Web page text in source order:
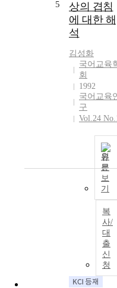
한 외국인과
국인의 비기초
어휘표현에 따
효과 및 이해
를 설문 한 결
한국인이 문화
적 의미와 이
도, 사회적 파
효과가 크게
으로 본 연구
타 가설들과는
달리 집약적인
정보를 주장할
수 없었던 점
개론식의 가설
으로 진행됨에
겉으로만 맴돈
것이 아닌가라
고 아쉬움이
았기 때문에
후 다른 연구
에 의해 본 연
5
상의 겹침
에 대한 해
석
김성화
국어교육
회
1992
국어교육
구
Vol.24
원
문
보
기
복
사/
대
출
신
청